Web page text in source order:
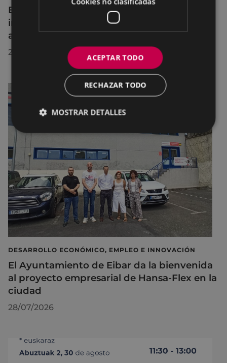
Eibar adapta los horarios de sus
instalaciones deportivas durante el mes de
agosto para realizar mejoras
29/07/2026
DESARROLLO ECONÓMICO, EMPLEO E INNOVACIÓN
El Ayuntamiento de Eibar da la bienvenida
al proyecto empresarial de Hansa-Flex en la
ciudad
28/07/2026
ACEPTAR TODO
RECHAZAR TODO
MOSTRAR DETALLES